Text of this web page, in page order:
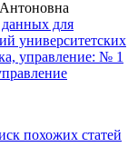
для
университетских
управление: № 1
похожих статей